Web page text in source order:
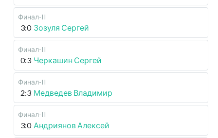
Финал-II
3:0 Зозуля Сергей
Финал-II
0:3 Черкашин Сергей
Финал-II
2:3 Медведев Владимир
Финал-II
3:0 Андриянов Алексей